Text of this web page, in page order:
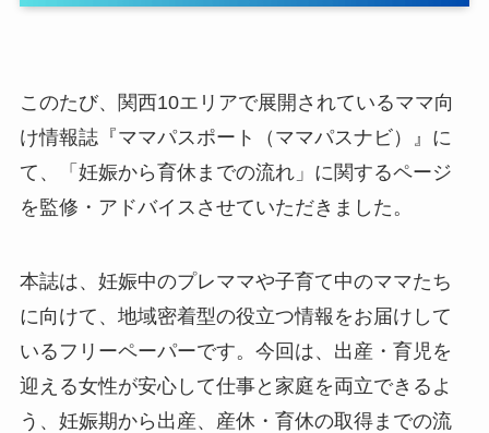
このたび、関西10エリアで展開されているママ向
け情報誌『ママパスポート（ママパスナビ）』に
て、「妊娠から育休までの流れ」に関するページ
を監修・アドバイスさせていただきました。
本誌は、妊娠中のプレママや子育て中のママたち
に向けて、地域密着型の役立つ情報をお届けして
いるフリーペーパーです。今回は、出産・育児を
迎える女性が安心して仕事と家庭を両立できるよ
う、妊娠期から出産、産休・育休の取得までの流